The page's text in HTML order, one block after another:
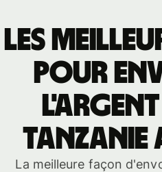
Les
pour
Tanzanie
La meilleure façon